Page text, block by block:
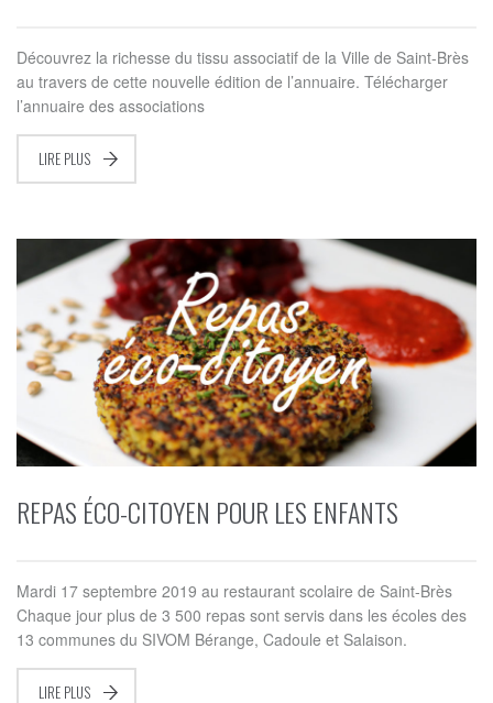
Découvrez la richesse du tissu associatif de la Ville de Saint-Brès
au travers de cette nouvelle édition de l’annuaire. Télécharger
l’annuaire des associations
LIRE PLUS
REPAS ÉCO-CITOYEN POUR LES ENFANTS
Mardi 17 septembre 2019 au restaurant scolaire de Saint-Brès
Chaque jour plus de 3 500 repas sont servis dans les écoles des
13 communes du SIVOM Bérange, Cadoule et Salaison.
LIRE PLUS